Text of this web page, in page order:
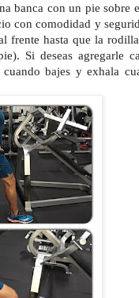
banca con un pie sobre
con comodidad y
frente hasta que la
Si deseas agregarle
bajes y exhala